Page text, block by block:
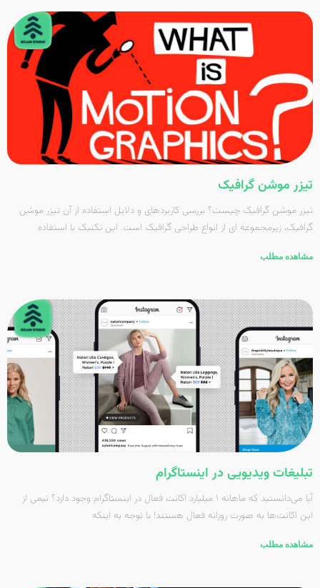
تیزر موشن گرافیک
تیزر موشن گرافیک چیست؟ بررسی کاربردهای و دلایل استفاده از آن تیزر موشن
گرافیک، زیرمجموعه ای از انواع طراحی گرافیک است. این تکنیک با استفاده
مشاهده مطلب
تبلیغات ویدیویی در اینستاگرام
آیا می‌دانستید که ماهانه ۱ میلیارد اکانت فعال در اینستاگرام وجود دارد؟ نیمی از
این اکانت‌ها به صورت روزانه فعال هستند! با توجه به اینکه
مشاهده مطلب